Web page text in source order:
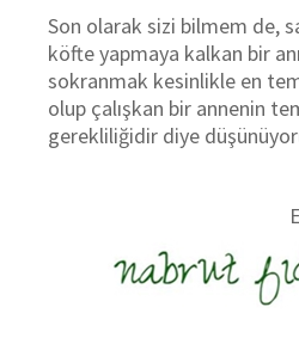
Son olarak sizi bilmem de,
köfte yapmaya kalkan bir
sokranmak kesinlikle en
olup çalışkan bir annenin
gerekliliğidir diye